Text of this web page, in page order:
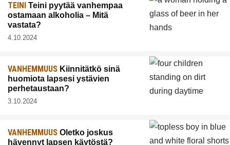
TEINI
Teini pyytää vanhempaa
ostamaan alkoholia – Mitä
vastata?
4.10.2024
VANHEMMUUS Kiinnitätkö sinä
huomiota lapsesi ystävien
perhetaustaan?
3.10.2024
VANHEMMUUS Oletko joskus
hävennyt lapsen käytöstä?